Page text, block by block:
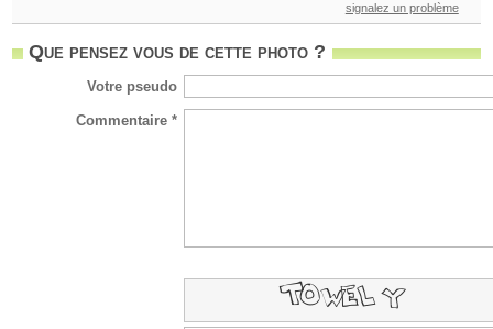
signalez un problème
Que pensez vous de cette photo ?
Votre pseudo
Commentaire *